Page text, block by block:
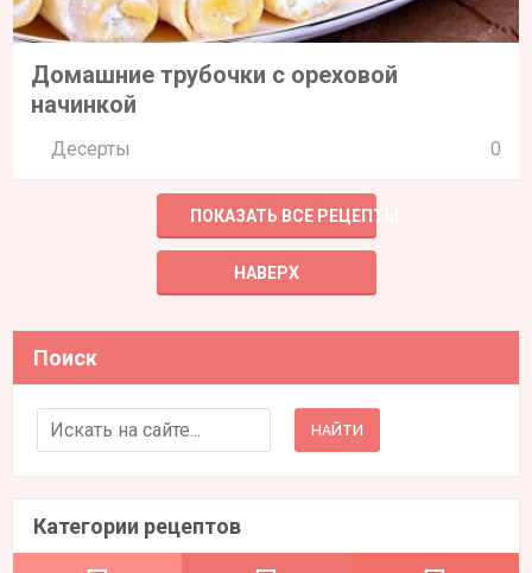
Домашние трубочки с ореховой
начинкой
Десерты 0
ПОКАЗАТЬ ВСЕ РЕЦЕПТЫ
НАВЕРХ
Поиск
Search for:
Категории рецептов